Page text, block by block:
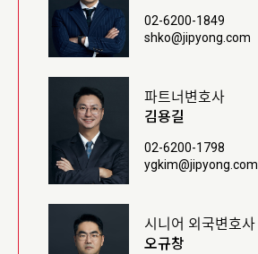
02-6200-1849
shko@jipyong.com
파트너변호사
김용길
02-6200-1798
ygkim@jipyong.com
시니어 외국변호사
오규창